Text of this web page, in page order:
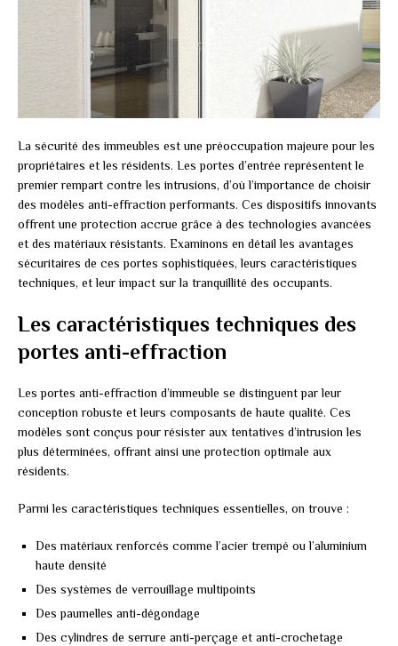
La sécurité des immeubles est une préoccupation majeure pour les
propriétaires et les résidents. Les portes d’entrée représentent le
premier rempart contre les intrusions, d’où l’importance de choisir
des modèles anti-effraction performants. Ces dispositifs innovants
offrent une protection accrue grâce à des technologies avancées
et des matériaux résistants. Examinons en détail les avantages
sécuritaires de ces portes sophistiquées, leurs caractéristiques
techniques, et leur impact sur la tranquillité des occupants.
Les caractéristiques techniques des
portes anti-effraction
Les portes anti-effraction d’immeuble se distinguent par leur
conception robuste et leurs composants de haute qualité. Ces
modèles sont conçus pour résister aux tentatives d’intrusion les
plus déterminées, offrant ainsi une protection optimale aux
résidents.
Parmi les caractéristiques techniques essentielles, on trouve :
Des matériaux renforcés comme l’acier trempé ou l’aluminium
haute densité
Des systèmes de verrouillage multipoints
Des paumelles anti-dégondage
Des cylindres de serrure anti-perçage et anti-crochetage